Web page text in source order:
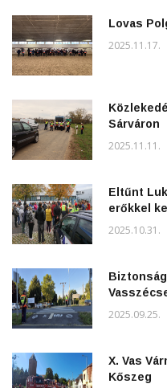
Lovas
2025.11.17.
Sárváron
2025.11.11.
Eltűnt
erőkkel
2025.10.31.
2025.09.25.
X. Vas
Kőszeg